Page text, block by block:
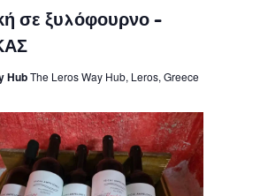
σε ξυλόφουρνο –
HubThe Leros Way Hub, Leros, Greece